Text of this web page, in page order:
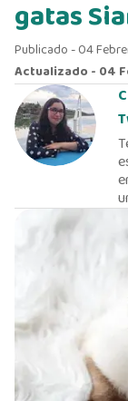
gatas
Publicado - 04
Actualizado - 04